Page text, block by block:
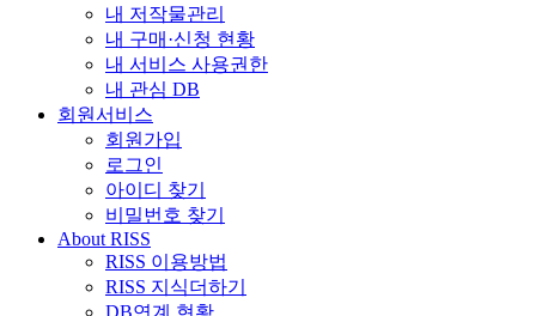
내 저작물관리
내 구매·신청 현황
내 서비스 사용권한
내 관심 DB
회원서비스
회원가입
로그인
아이디 찾기
비밀번호 찾기
About RISS
RISS 이용방법
RISS 지식더하기
DB연계 현황